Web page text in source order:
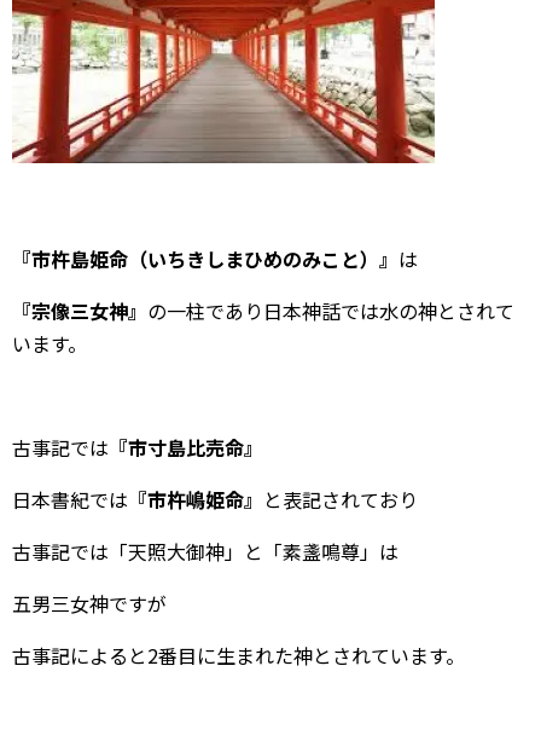
『市杵島姫命（いちきしまひめのみこと）』 は
『宗像三女神』 の一柱であり日本神話では水の神とされて
います。
古事記では 『市寸島比売命』
日本書紀では 『市杵嶋姫命』 と表記されており
古事記では「天照大御神」と「素盞鳴尊」は
五男三女神ですが
古事記によると2番目に生まれた神とされています。